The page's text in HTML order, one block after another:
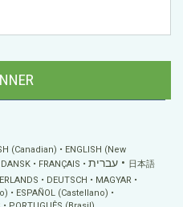
(Canadian)
ENGLISH (New
DANSK FRANÇAIS עברית
日本語
DEUTSCH
MAGYAR
ESPAÑOL (Castellano)